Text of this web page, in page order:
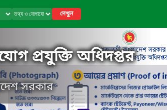
দেখুন
প্রযুক্তি অধিদপ্তর
সরকার